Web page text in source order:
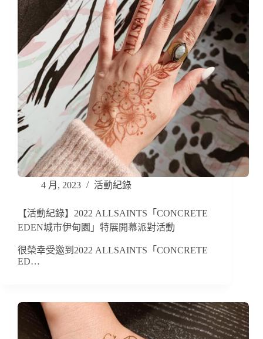
4 月, 2023 活動紀錄
【活動紀錄】2022 ALLSAINTS「CONCRETE
EDEN城市伊甸園」特展開幕派對活動
很榮幸受邀到2022 ALLSAINTS「CONCRETE
ED…